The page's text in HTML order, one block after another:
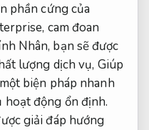
phần cứng của
cam đoan
Nhân, bạn sẽ được
lượng dịch vụ, Giúp
biện pháp nhanh
hoạt động ổn định.
giải đáp hướng